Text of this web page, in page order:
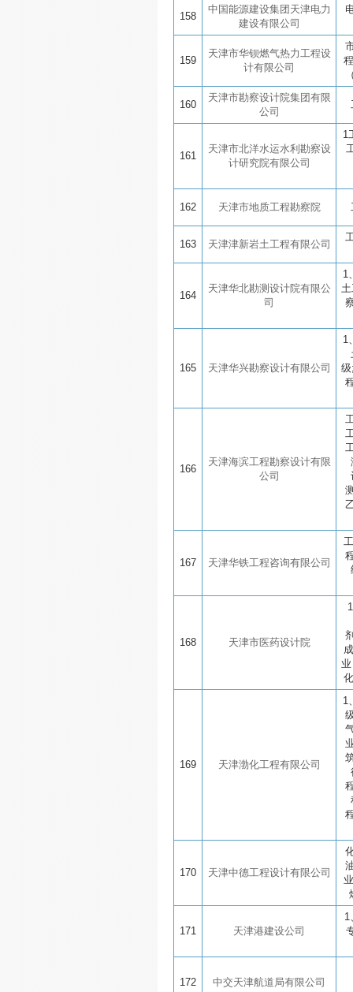
158
中国能源建设集团天津电力
建设有限公司
159
天津市华钡燃气热力工程设
计有限公司
160
天津市勘察设计院集团有限
公司
161
天津市北洋水运水利勘察设
计研究院有限公司
1
162 天津市地质工程勘察院
163 天津津新岩土工程有限公司
164
天津华北勘测设计院有限公
司
1
165 天津华兴勘察设计有限公司
1
166
天津海滨工程勘察设计有限
公司
167 天津华铁工程咨询有限公司
168 天津市医药设计院
169 天津渤化工程有限公司
1
170 天津中德工程设计有限公司
171 天津港建设公司
1
172 中交天津航道局有限公司